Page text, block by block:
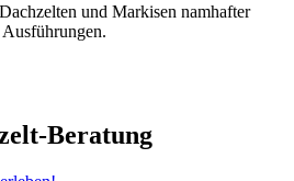
und Markisen namhafter
Beratung